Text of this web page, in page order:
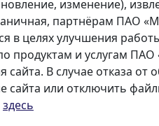
изменение),
партнёрам ПАО
в целях улучшения
продуктам и услугам ПАО
сайта. В случае отказа
сайта или отключить
здесь